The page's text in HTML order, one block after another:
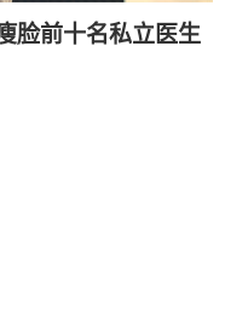
脸前十名私立医生